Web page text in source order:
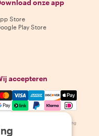
onze app
Store
Play Store
accepteren
Visa, Amex,
varieert per bestemming